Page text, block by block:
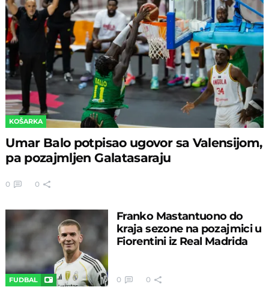
KOŠARKA
Umar Balo potpisao ugovor sa Valensijom,
pa pozajmljen Galatasaraju
0 0
FUDBAL
Franko Mastantuono do
kraja sezone na pozajmici u
Fiorentini iz Real Madrida
0 0